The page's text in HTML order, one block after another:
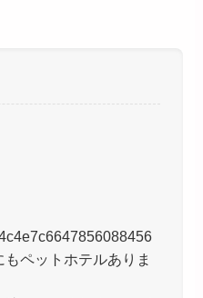
ペットホテルありま